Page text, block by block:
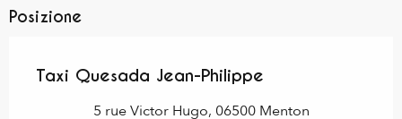
Posizione
Taxi Quesada Jean-Philippe
5 rue Victor Hugo, 06500 Menton